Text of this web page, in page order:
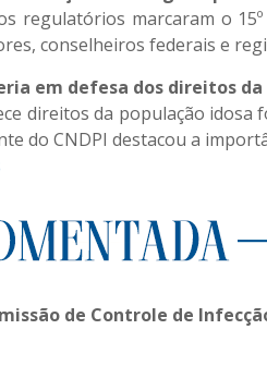
regulatórios marcaram o
conselheiros federais e
em defesa dos direitos da
direitos da população
do CNDPI destacou a
de Controle de